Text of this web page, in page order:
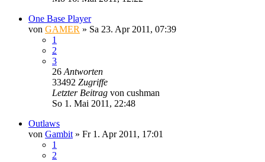
One Base Player
von GAMER » Sa 23. Apr 2011, 07:39
1
2
3
26 Antworten
33492 Zugriffe
Letzter Beitrag von cushman
So 1. Mai 2011, 22:48
Outlaws
von Gambit » Fr 1. Apr 2011, 17:01
1
2